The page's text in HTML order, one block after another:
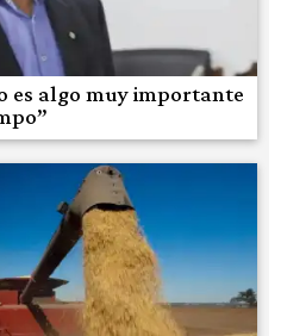
es algo muy importante